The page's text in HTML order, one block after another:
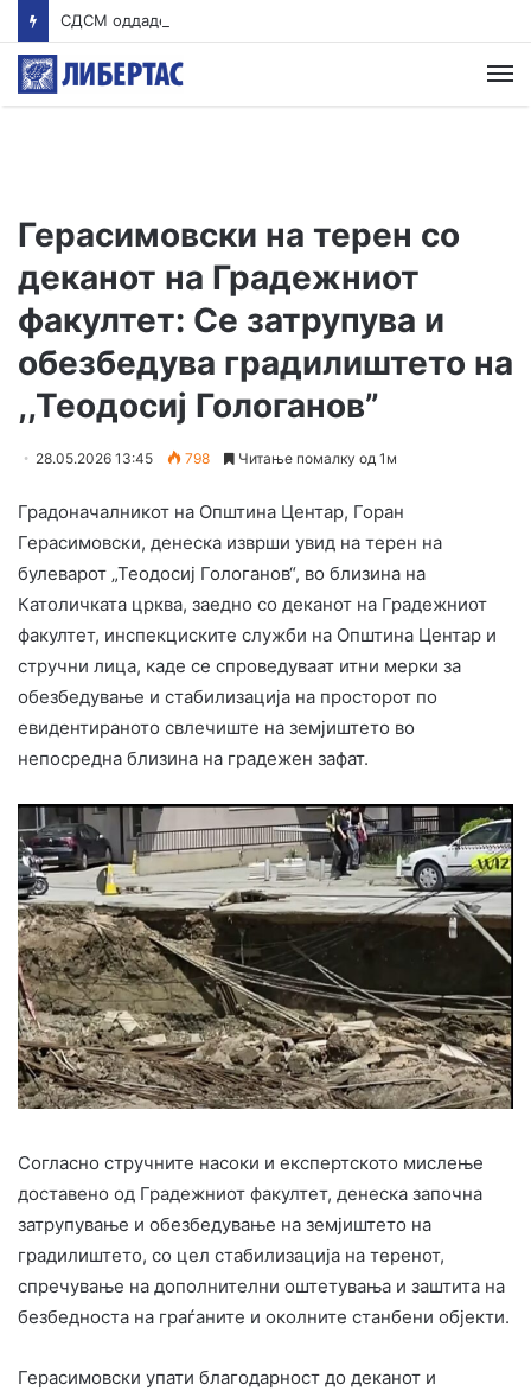
Герасимовски на терен со
деканот на Градежниот
факултет: Се затрупува и
обезбедува градилиштето на
,,Теодосиј Гологанов”
28.05.2026 13:45 798 Читање помалку од 1м
Градоначалникот на Општина Центар, Горан
Герасимовски, денеска изврши увид на терен на
булеварот „Теодосиј Гологанов“, во близина на
Католичката црква, заедно со деканот на Градежниот
факултет, инспекциските служби на Општина Центар и
стручни лица, каде се спроведуваат итни мерки за
обезбедување и стабилизација на просторот по
евидентираното свлечиште на земјиштето во
непосредна близина на градежен зафат.
Согласно стручните насоки и експертското мислење
доставено од Градежниот факултет, денеска започна
затрупување и обезбедување на земјиштето на
градилиштето, со цел стабилизација на теренот,
спречување на дополнителни оштетувања и заштита на
безбедноста на граѓаните и околните станбени објекти.
Герасимовски упати благодарност до деканот и